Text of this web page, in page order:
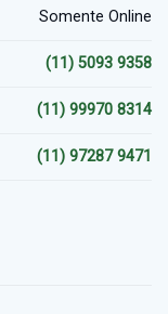
Somente Online
(11) 5093 9358
(11) 99970 8314
(11) 97287 9471